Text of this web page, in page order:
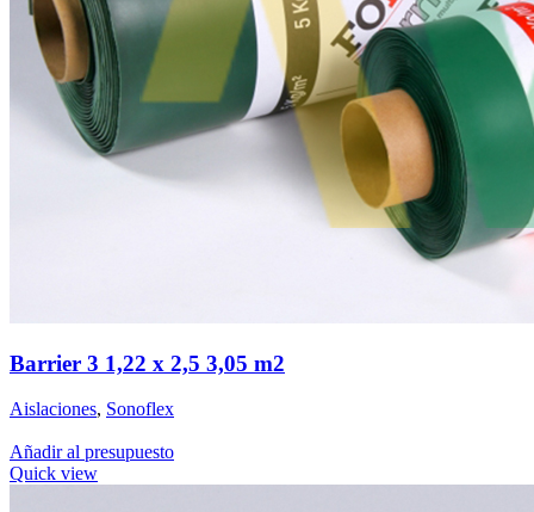
Barrier 3 1,22 x 2,5 3,05 m2
Aislaciones, Sonoflex
Añadir al presupuesto
Quick view